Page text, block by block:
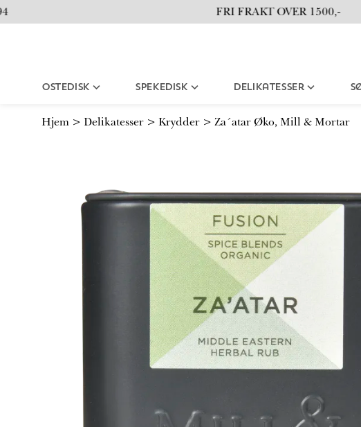
l
FRI FRAKT OVER 1500,-
Ostedisk Spekedisk Delikatesser
Hjem > Delikatesser > Krydder > Za´atar Øko, Mill & Mortar